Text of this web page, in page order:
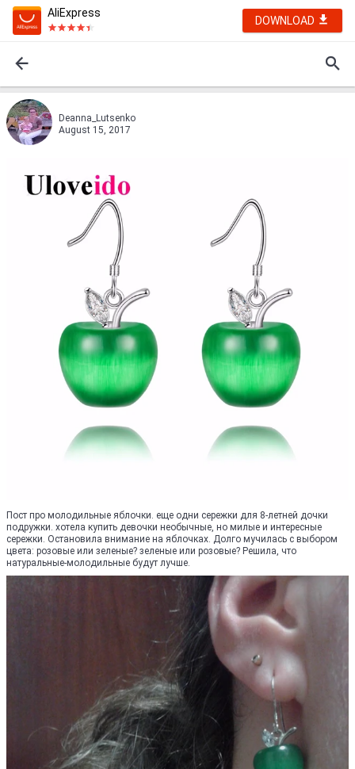
AliExpress
DOWNLOAD
Deanna_Lutsenko
August 15, 2017
Пост про молодильные яблочки. еще одни сережки для 8-летней дочки
подружки. хотела купить девочки необычные, но милые и интересные
сережки. Остановила внимание на яблочках. Долго мучилась с выбором
цвета: розовые или зеленые? зеленые или розовые? Решила, что
натуральные-молодильные будут лучше.